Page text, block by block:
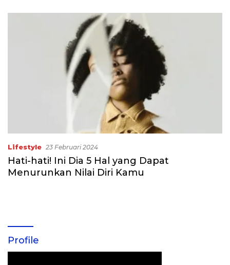
Santri dan Guru Honorer
Lifestyle 23 Februari 2024
Hati-hati! Ini Dia 5 Hal yang Dapat
Menurunkan Nilai Diri Kamu
Profile